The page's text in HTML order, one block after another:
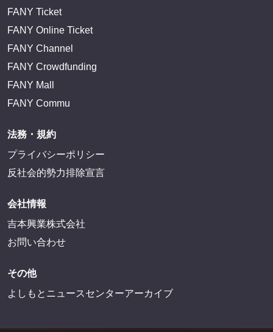
FANY Ticket
FANY Online Ticket
FANY Channel
FANY Crowdfunding
FANY Mall
FANY Commu
法務・規約
プライバシーポリシー
反社会的勢力排除宣言
会社情報
吉本興業株式会社
お問い合わせ
その他
よしもとニュースセンターアーカイブ